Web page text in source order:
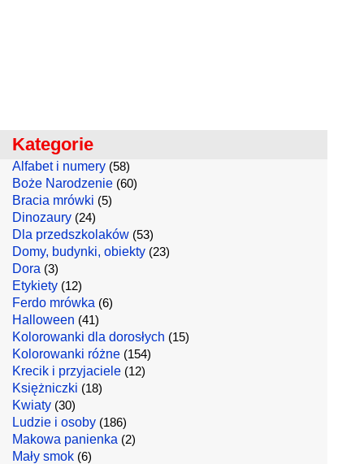
Kategorie
Alfabet i numery (58)
Boże Narodzenie (60)
Bracia mrówki (5)
Dinozaury (24)
Dla przedszkolaków (53)
Domy, budynki, obiekty (23)
Dora (3)
Etykiety (12)
Ferdo mrówka (6)
Halloween (41)
Kolorowanki dla dorosłych (15)
Kolorowanki różne (154)
Krecik i przyjaciele (12)
Księżniczki (18)
Kwiaty (30)
Ludzie i osoby (186)
Makowa panienka (2)
Mały smok (6)